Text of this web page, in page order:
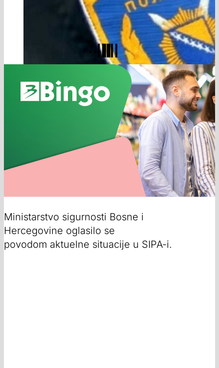
Ministarstvo sigurnosti Bosne i
Hercegovine oglasilo se
povodom aktuelne situacije u SIPA-i.